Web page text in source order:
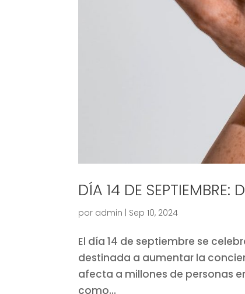
DÍA 14 DE
por admin Sep 10, 2024
El día 14 de septiembre se
destinada a aumentar la
afecta a millones de personas
como...